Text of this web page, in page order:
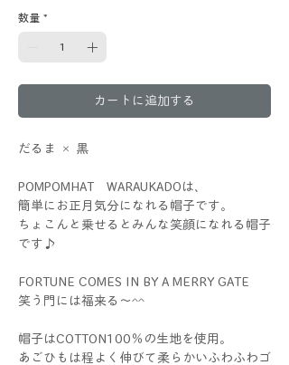
数量 *
カートに追加する
だるま × 黒
POMPOMHAT WARAUKADOは、
簡単にお正月気分になれる帽子です。
ちょこんと乗せるとみんな笑顔になれる帽子
です♪
FORTUNE COMES IN BY A MERRY GATE
笑う門には福来る～^^
帽子はCOTTON100％の生地を使用。
あごひもは程よく伸びて柔らかいふわふわゴ